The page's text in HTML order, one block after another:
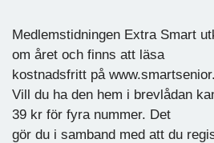
Medlemstidningen Extra Smart
om året och finns att läsa
kostnadsfritt på
Vill du ha den hem i brevlådan
39 kr för fyra nummer. Det
gör du i samband med att du